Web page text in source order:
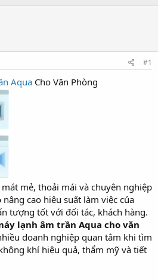
#1
Aqua Cho Văn Phòng
mẻ, thoải mái và chuyên nghiệp
cao hiệu suất làm việc của
tượng tốt với đối tác, khách hàng.
lạnh âm trần Aqua cho văn
doanh nghiệp quan tâm khi tìm
khí hiệu quả, thẩm mỹ và tiết